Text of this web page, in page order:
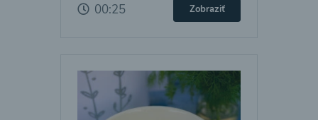
00:25 Zobraziť